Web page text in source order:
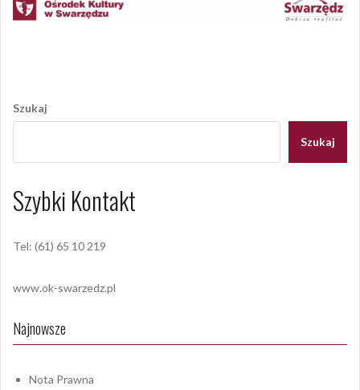
wpisu
Szukaj
Szukaj
Szybki Kontakt
Tel: (61) 65 10 219
www.ok-swarzedz.pl
Najnowsze
Nota Prawna